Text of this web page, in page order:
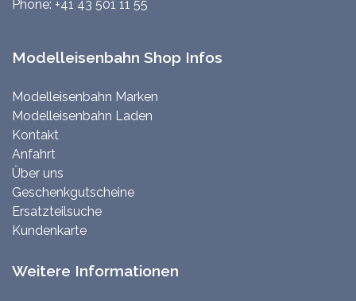
Phone: +41 43 501 11 55
Modelleisenbahn Shop Infos
Modelleisenbahn Marken
Modelleisenbahn Laden
Kontakt
Anfahrt
Über uns
Geschenkgutscheine
Ersatzteilsuche
Kundenkarte
Weitere Informationen